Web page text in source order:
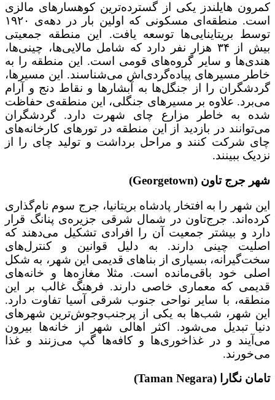
کمرون هایلندز یکی از گسترده‌ترین کوهسارهای مالزی
است. منطقه‌ای مسکونی که اولین بار در دهه‌ی ۱۹۲۰
توسط بریتاینایی‌ها توسعه یافت. این منطقه جمعیتی
بیش از ۳۴ هزار نفر دارد که شامل مالایی‌ها، چینی‌ها،
هندی‌ها و سایر گروه‌های قومی است. این منطقه را به
خاطر مسیرهای پیاده‌گردی‌اش می‌شناسند. این مسیرها،
گردشگران را از جنگل‌ها به آبشارها و نقاط دنج و آرام
می‌برد. علاوه بر مسیرهای جنگلی، این منطقه‌ی حفاظت
شده به خاطر مزارع چای شهرت دارد. گردشگران
می‌توانند در بازدید از این منطقه در تورهای کارخانه‌های
چای شرکت کنند و مراحل برداشت و تولید چای را از
نزدیک ببینند.
شهر جرج تاون (Georgetown)
این شهر را به افتخار پادشاه بریتانیا، جرج سوم نام‌گذاری
کرده‌اند. جرج‌تاون در شمال شرقی جزیره‌ی پنانگ قرار
دارد و بیشتر جمعیت آن را افرادی تشکیل می‌دهند که
اصلیت چینی دارند. به دلیل قوانین و کنترل‌های
سخت‌گیرانه، بسیاری از بناهای قدیمی این شهر، به شکل
اصلی خود باقی‌مانده است. مثلا مغازه‌ها و خانه‌های
قدیمی که معماری خاصی دارند. فرهنگ غالب بر این
منطقه، با سایر نواحی جنوب شرقی آسیا تفاوت دارد.
این شهر، شب‌ها به یکی از پرجنب‌وجوش‌ترین شهرهای
دنیا تبدیل می‌شود. اکثر اهالی شهر از خانه‌ها بیرون
می‌آیند و در غذاخوری‌ها و کافه‌ها گپ می‌زنند و غذا
می‌خورند.
تامان نگارا (Taman Negara)